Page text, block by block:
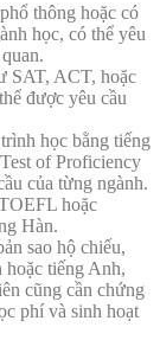
thông hoặc có
học, có thể yêu
SAT, ACT, hoặc
được yêu cầu
học bằng tiếng
of Proficiency
của từng ngành.
hoặc
Hàn.
sao hộ chiếu,
hoặc tiếng Anh,
cũng cần chứng
phí và sinh hoạt